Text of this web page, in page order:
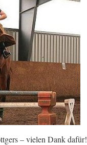
– vielen Dank dafür!